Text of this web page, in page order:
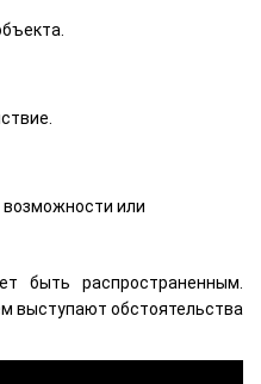
или
быть распространенным.
выступают обстоятельства